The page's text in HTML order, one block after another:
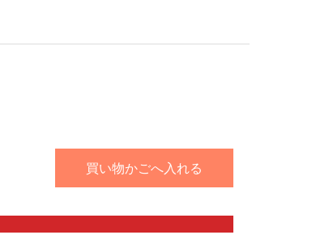
買い物かごへ入れる